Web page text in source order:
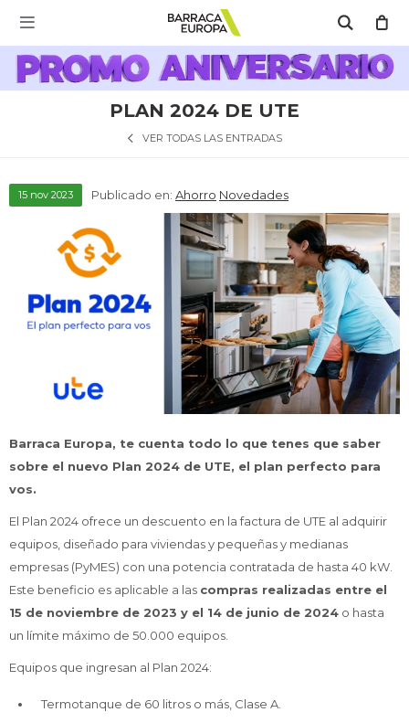

PLAN 2024 DE UTE
VER TODAS LAS ENTRADAS
15 nov 2023 Publicado en: Ahorro Novedades
Barraca Europa, te cuenta todo lo que tenes que saber
sobre el nuevo Plan 2024 de UTE, el plan perfecto para
vos.
El Plan 2024 ofrece un descuento en la factura de UTE al adquirir
equipos, diseñado para viviendas y pequeñas y medianas
empresas (PyMES) con una potencia contratada de hasta 40 kW.
Este beneficio es aplicable a las compras realizadas entre el
15 de noviembre de 2023 y el 14 de junio de 2024 o hasta
un límite máximo de 50.000 equipos.
Equipos que ingresan al Plan 2024:
Termotanque de 60 litros o más, Clase A.
MI CUENTA
Catálogo Escríbenos Aquí!! Promo Aniversario
Cocina
Refrigeración
Lavado
Climatización
Hogar